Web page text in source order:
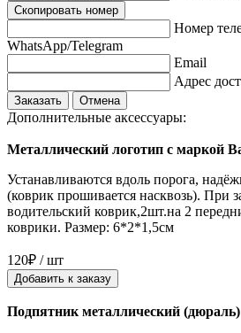
Скопировать номер
Номер
WhatsApp/Telegram
Email
Адрес
Заказать Отмена
Дополнительные аксессуары:
Металлический логотип с маркой
Устанавливаются вдоль порога,
(коврик прошивается насквозь). При
водительский коврик,2шт.на 2
коврики. Размер: 6*2*1,5см
120₽ / шт
Добавить к заказу
Подпятник металлический (дюраль)